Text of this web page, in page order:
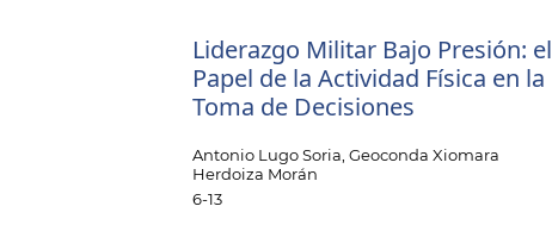
Liderazgo Militar Bajo Presión: el
Papel de la Actividad Física en la
Toma de Decisiones
Antonio Lugo Soria, Geoconda Xiomara
Herdoiza Morán
6-13